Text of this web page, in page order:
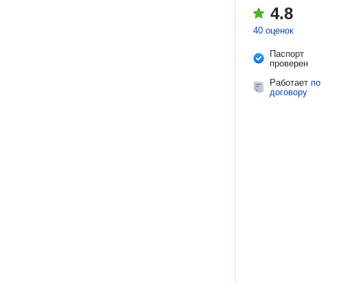
4.8
40 оценок
Паспорт
проверен
Работает по
договору